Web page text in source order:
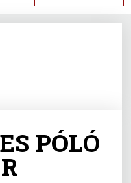
PÓLÓ